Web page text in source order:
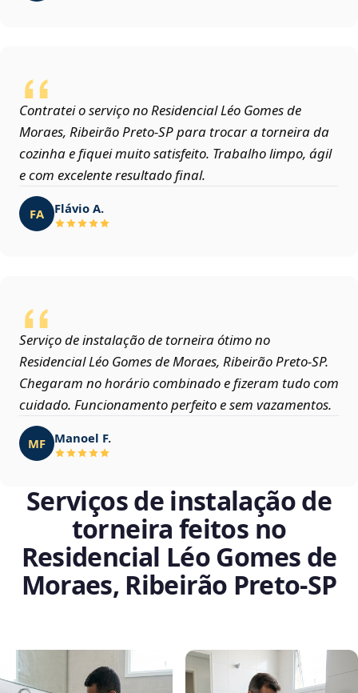
Contratei o serviço no Residencial Léo Gomes de
Moraes, Ribeirão Preto‑SP para trocar a torneira da
cozinha e fiquei muito satisfeito. Trabalho limpo, ágil
e com excelente resultado final.
FA Flávio A.
Serviço de instalação de torneira ótimo no
Residencial Léo Gomes de Moraes, Ribeirão Preto‑SP.
Chegaram no horário combinado e fizeram tudo com
cuidado. Funcionamento perfeito e sem vazamentos.
MF Manoel F.
Serviços de instalação de
torneira feitos no
Residencial Léo Gomes de
Moraes, Ribeirão Preto‑SP